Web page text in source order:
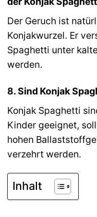
Der Geruch ist
Konjakwurzel. Er
Spaghetti unter
werden.
8. Sind Konjak
Konjak Spaghetti
Kinder geeignet,
hohen
verzehrt werden.
Inhalt